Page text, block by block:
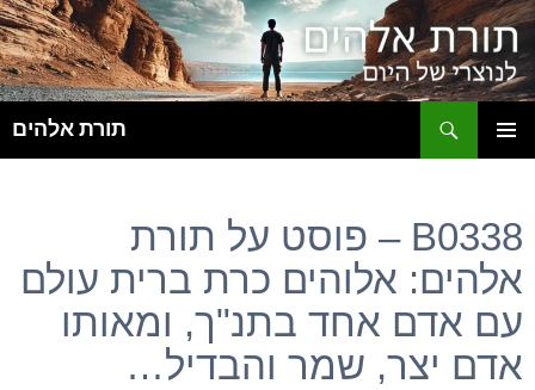
תורת אלהים
B0338 – פוסט על תורת
אלהים: אלוהים כרת ברית עולם
עם אדם אחד בתנ"ך, ומאותו
אדם יצר, שמר והבדיל…